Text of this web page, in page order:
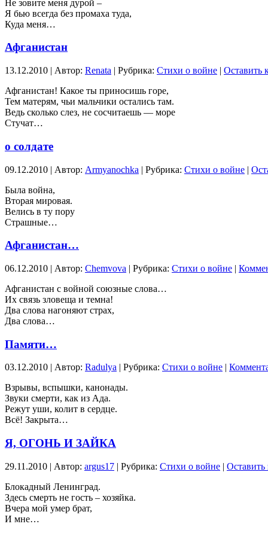
Не зовите меня дурой –
Я бью всегда без промаха туда,
Куда меня…
Афганистан
13.12.2010 | Автор: Renata | Рубрика: Стихи о войне | Оставить
Афганистан! Какое ты приносишь горе,
Тем матерям, чьи мальчики остались там.
Ведь сколько слез, не сосчитаешь — море
Стучат…
о солдате
09.12.2010 | Автор: Armyanochka | Рубрика: Стихи о войне |
Была война,
Вторая мировая.
Велись в ту пору
Страшные…
Афганистан…
06.12.2010 | Автор: Chemvova | Рубрика: Стихи о войне |
Афганистан с войной союзные слова…
Их связь зловеща и темна!
Два слова нагоняют страх,
Два слова…
Памяти…
03.12.2010 | Автор: Radulya | Рубрика: Стихи о войне |
Взрывы, вспышки, канонады.
Звуки смерти, как из Ада.
Режут уши, колит в сердце.
Всё! Закрыта…
Я, ОГОНЬ И ЗАЙКА
29.11.2010 | Автор: argus17 | Рубрика: Стихи о войне | Оставить
Блокадный Ленинград.
Здесь смерть не гость – хозяйка.
Вчера мой умер брат,
И мне…